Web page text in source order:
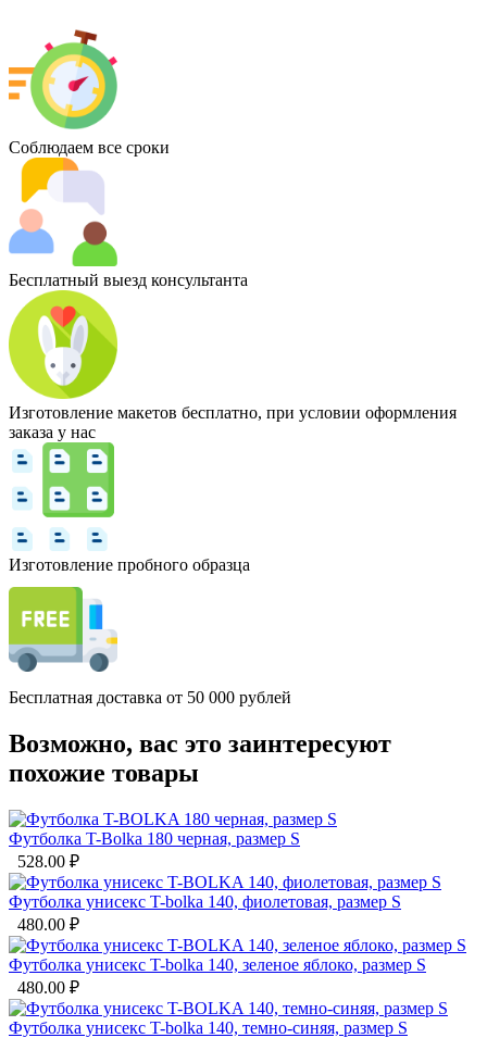
Соблюдаем все сроки
Бесплатный выезд консультанта
Изготовление макетов бесплатно, при условии оформления
заказа у нас
Изготовление пробного образца
Бесплатная доставка от 50 000 рублей
Возможно, вас это заинтересуют
похожие товары
Футболка T-Bolka 180 черная, размер S
528.00 ₽
Футболка унисекс T-bolka 140, фиолетовая, размер S
480.00 ₽
Футболка унисекс T-bolka 140, зеленое яблоко, размер S
480.00 ₽
Футболка унисекс T-bolka 140, темно-синяя, размер S